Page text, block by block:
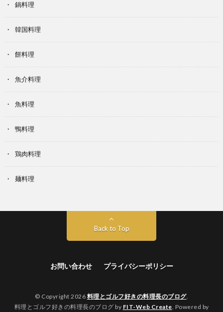
鍋料理
韓国料理
餅料理
魚介料理
魚料理
鴨料理
鶏肉料理
麺料理
Back to Top
お問い合わせ プライバシーポリシー
© Copyright 2026 料理とゴルフ好きの料理長のブログ.
料理とゴルフ好きの料理長のブログ by FIT-Web Create. Powered by